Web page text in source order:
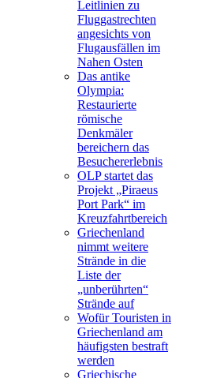
Leitlinien zu
Fluggastrechten
angesichts von
Flugausfällen im
Nahen Osten
Das antike
Olympia:
Restaurierte
römische
Denkmäler
bereichern das
Besuchererlebnis
OLP startet das
Projekt „Piraeus
Port Park“ im
Kreuzfahrtbereich
Griechenland
nimmt weitere
Strände in die
Liste der
„unberührten“
Strände auf
Wofür Touristen in
Griechenland am
häufigsten bestraft
werden
Griechische